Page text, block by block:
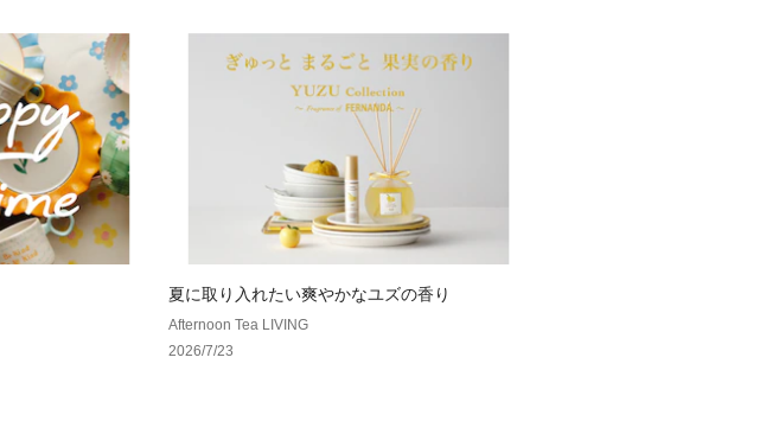
夏に取り入れたい爽やかなユズの香り
Afternoon Tea LIVING
2026/7/23